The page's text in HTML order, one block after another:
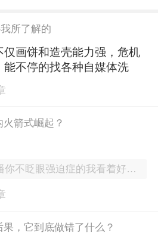
所了解的
画饼和造壳能力强，危机
不停的找各种自媒体洗
箭式崛起？
不眨眼强迫症的我看着好着急
，它到底做错了什么？